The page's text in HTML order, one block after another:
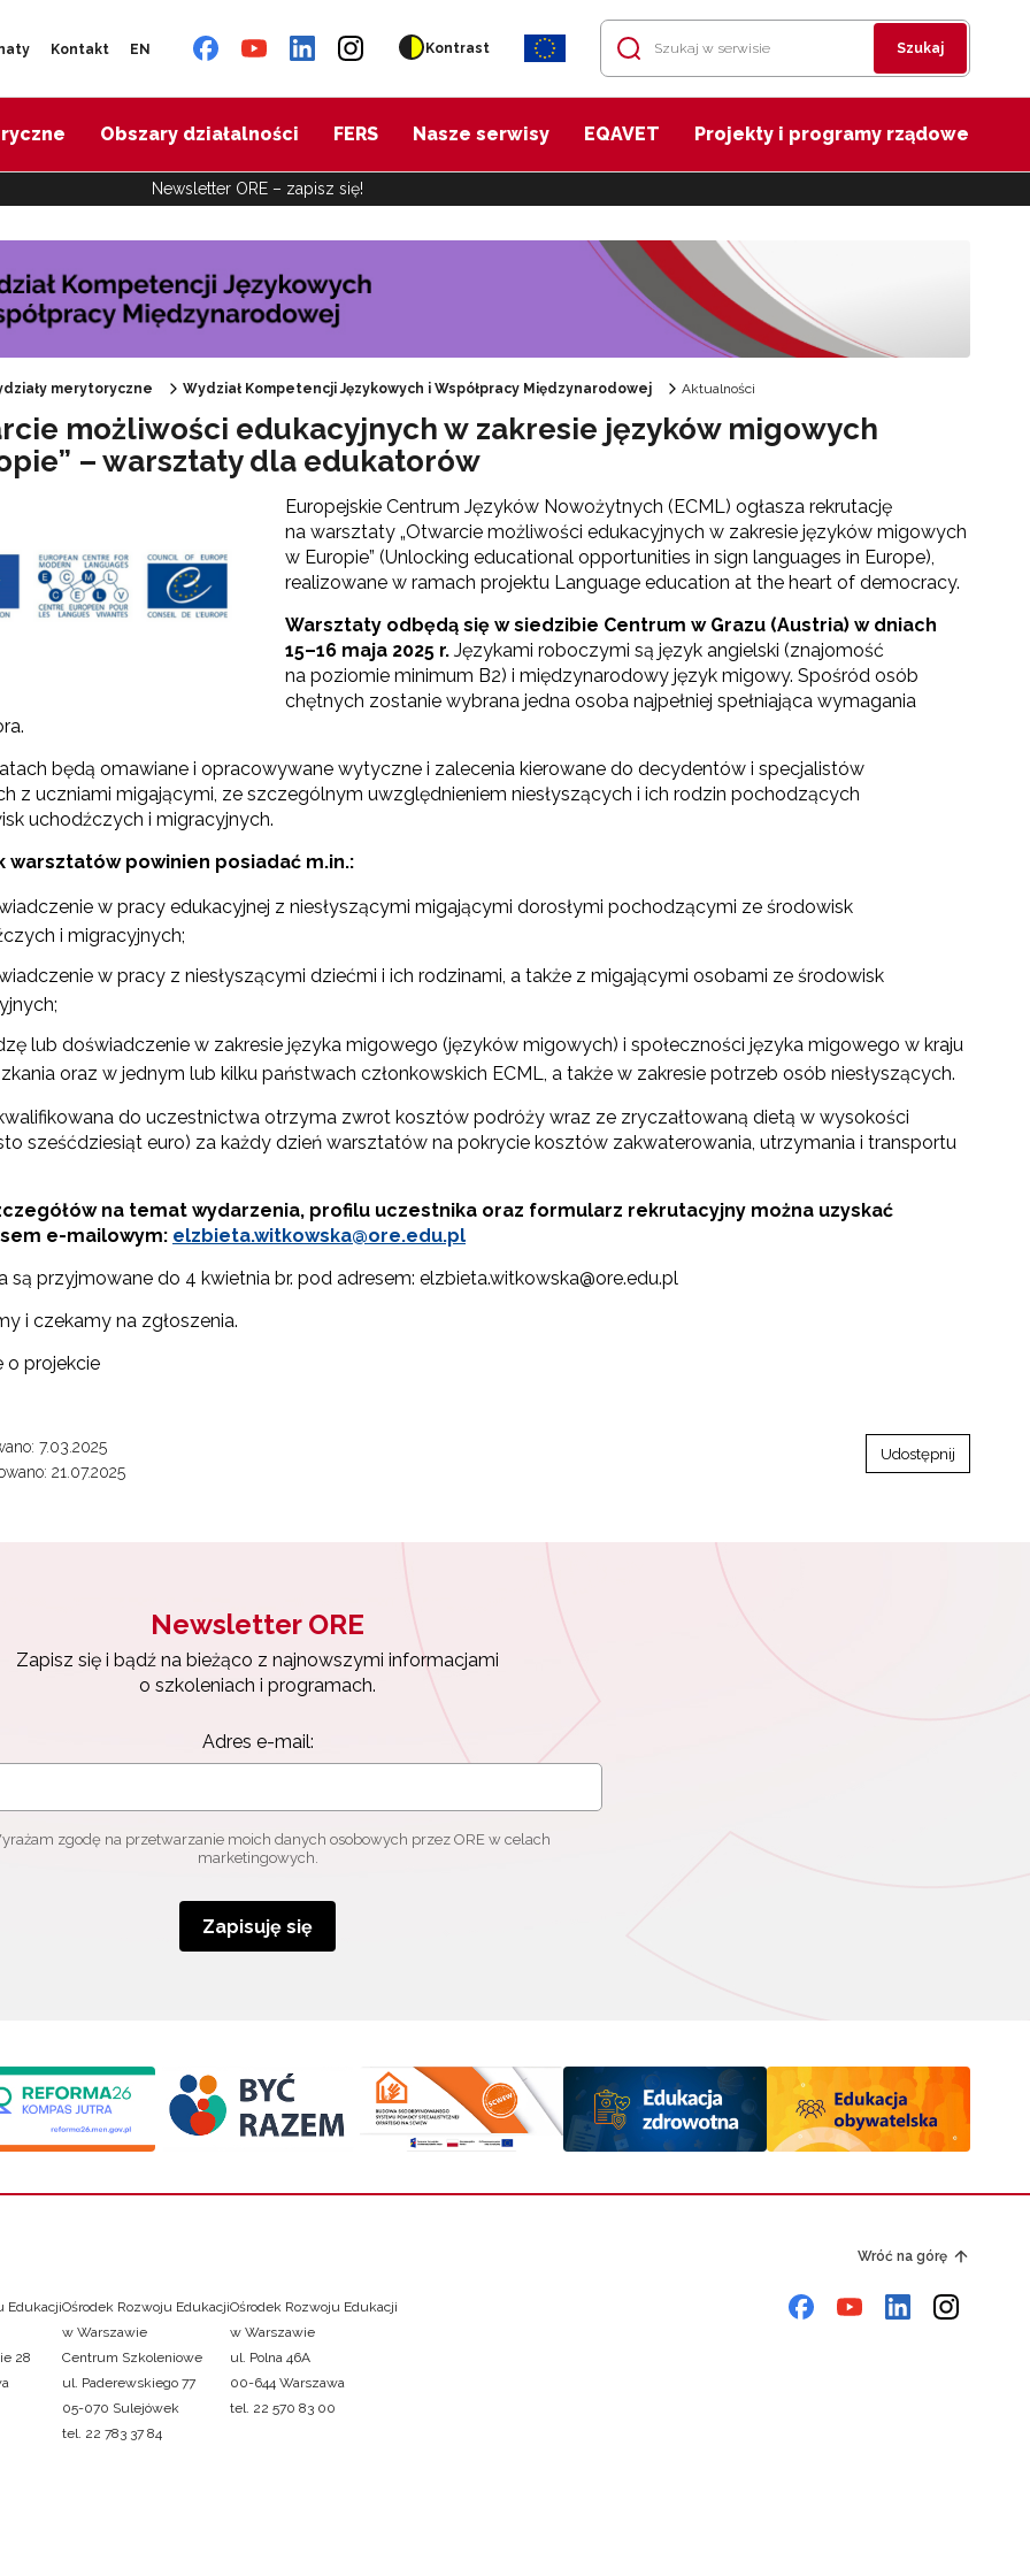
Kontakt EN Kontrast Szukaj
Obszary działalności FERS Nasze serwisy EQAVET Projekty i programy rządowe
Newsletter ORE – zapisz się!
Rozwoju Edukacji"
merytoryczne Wydział Kompetencji Językowych i Współpracy Międzynarodowej Aktualności
możliwości edukacyjnych w zakresie języków migowych
– warsztaty dla edukatorów
Europejskie Centrum Języków Nowożytnych (ECML) ogłasza rekrutację
na warsztaty „Otwarcie możliwości edukacyjnych w zakresie języków migowych
w Europie” (Unlocking educational opportunities in sign languages in Europe),
realizowane w ramach projektu Language education at the heart of democracy.
Warsztaty odbędą się w siedzibie Centrum w Grazu (Austria) w dniach
15–16 maja 2025 r. Językami roboczymi są język angielski (znajomość
na poziomie minimum B2) i międzynarodowy język migowy. Spośród osób
chętnych zostanie wybrana jedna osoba najpełniej spełniająca wymagania
będą omawiane i opracowywane wytyczne i zalecenia kierowane do decydentów i specjalistów
z uczniami migającymi, ze szczególnym uwzględnieniem niesłyszących i ich rodzin pochodzących
uchodźczych i migracyjnych.
warsztatów powinien posiadać m.in.:
w pracy edukacyjnej z niesłyszącymi migającymi dorosłymi pochodzącymi ze środowisk
i migracyjnych;
w pracy z niesłyszącymi dziećmi i ich rodzinami, a także z migającymi osobami ze środowisk
lub doświadczenie w zakresie języka migowego (języków migowych) i społeczności języka migowego w kraju
oraz w jednym lub kilku państwach członkowskich ECML, a także w zakresie potrzeb osób niesłyszących.
do uczestnictwa otrzyma zwrot kosztów podróży wraz ze zryczałtowaną dietą w wysokości
sześćdziesiąt euro) za każdy dzień warsztatów na pokrycie kosztów zakwaterowania, utrzymania i transportu
na temat wydarzenia, profilu uczestnika oraz formularz rekrutacyjny można uzyskać
e-mailowym: elzbieta.witkowska@ore.edu.pl
są przyjmowane do 4 kwietnia br. pod adresem: elzbieta.witkowska@ore.edu.pl
i czekamy na zgłoszenia.
o projekcie
7.03.2025
21.07.2025
Udostępnij
Newsletter ORE
Zapisz się i bądź na bieżąco z najnowszymi informacjami
o szkoleniach i programach.
Adres e-mail:
zgodę na przetwarzanie moich danych osobowych przez ORE w celach
marketingowych.
Zapisuję się
Wróć na górę
Edukacji
28
Ośrodek Rozwoju Edukacji
w Warszawie
Centrum Szkoleniowe
ul. Paderewskiego 77
05-070 Sulejówek
tel. 22 783 37 84
Ośrodek Rozwoju Edukacji
w Warszawie
ul. Polna 46A
00-644 Warszawa
tel. 22 570 83 00